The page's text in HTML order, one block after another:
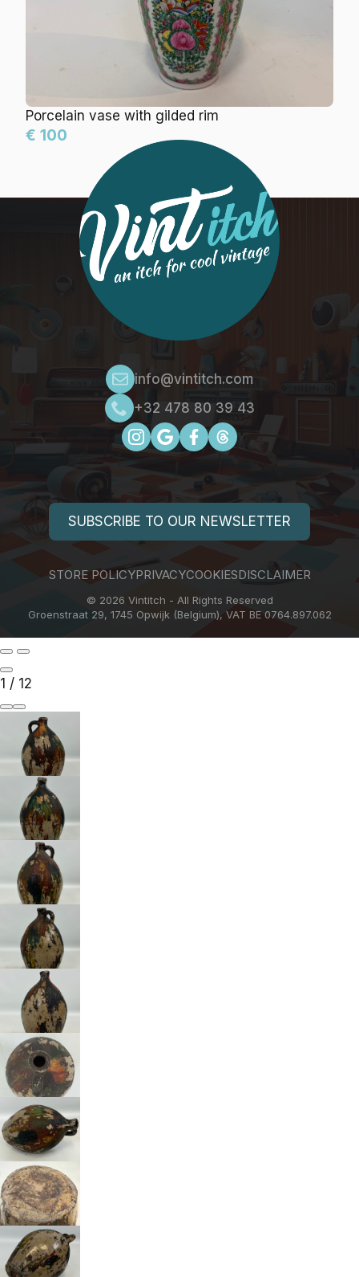
Om de beste ervaringen te bieden, gebruiken wij technologieën zoals
Porcelain vase with gilded rim
€ 100
info@vintitch.com
+32 478 80 39 43
STORE POLICYPRIVACYCOOKIESDISCLAIMER
Groenstraat 29, 1745 Opwijk (Belgium), VAT BE 0764.897.062